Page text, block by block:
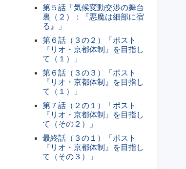
第５話「気候変動交渉の舞台
裏（２）：『悪魔は細部に宿
る』」
第６話（３の２）「ポスト
『リオ・京都体制』を目指し
て（１）」
第６話（３の３）「ポスト
『リオ・京都体制』を目指し
て（１）」
第７話（２の１）「ポスト
『リオ・京都体制』を目指し
て（その２）」
最終話（３の１）「ポスト
『リオ・京都体制』を目指し
て（その３）」